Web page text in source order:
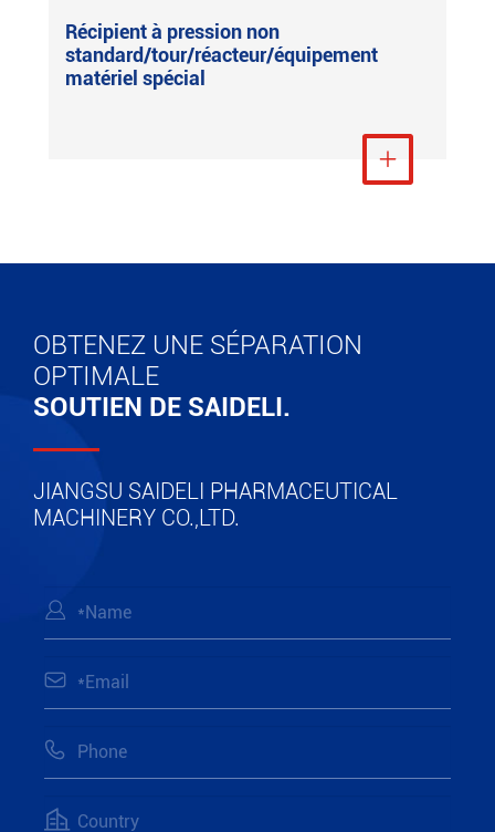
Récipient à pression non
standard/tour/réacteur/équipement
matériel spécial
Voir plus

OBTENEZ UNE SÉPARATION
OPTIMALE
SOUTIEN DE SAIDELI.
JIANGSU SAIDELI PHARMACEUTICAL
MACHINERY CO.,LTD.



